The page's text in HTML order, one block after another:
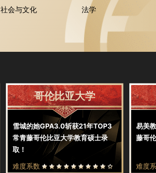
社会与文化 法学
哥伦比亚大学
雪城的她GPA3.0斩获21年TOP3
常青藤哥伦比亚大学教育硕士录
取！
难度系数
易美
藤哥
难度